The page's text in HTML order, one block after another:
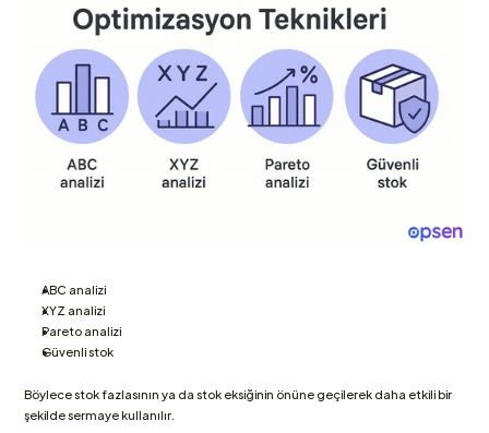
ABC analizi
XYZ analizi
Pareto analizi
Güvenli stok
Böylece stok fazlasının ya da stok eksiğinin önüne geçilerek daha etkili bir
şekilde sermaye kullanılır.